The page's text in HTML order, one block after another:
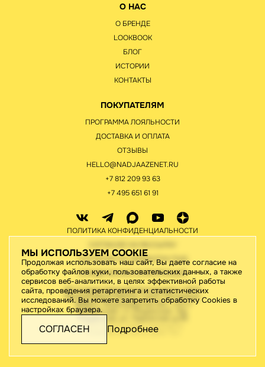
МЫ ИСПОЛЬЗУЕМ COOKIE
Продолжая использовать наш сайт, Вы даете согласие на
обработку файлов куки, пользовательских данных, а также
сервисов веб-аналитики, в целях эффективной работы
сайта, проведения ретаргетинга и статистических
исследований. Вы можете запретить обработку Cookies в
настройках браузера.
СОГЛАСЕН Подробнее
О НАС
О БРЕНДЕ
LOOKBOOK
БЛОГ
ИСТОРИИ
КОНТАКТЫ
ПОКУПАТЕЛЯМ
ПРОГРАММА ЛОЯЛЬНОСТИ
ДОСТАВКА И ОПЛАТА
ОТЗЫВЫ
HELLO@NADJAAZENET.RU
+7 812 209 93 63
+7 495 651 61 91
ПОЛИТИКА КОНФИДЕНЦИАЛЬНОСТИ
СОГЛАСИЕ НА ОБРАБОТКУ ПНД
ЮРИДИЧЕСКАЯ ИНФОРМАЦИЯ
ИП Старов Николай Геннадьевич / ИНН
780442176410/195276, Санкт-Петербург,
188820, Ленинградская обл., м.р-н
Выборгский, г.п. Рощинское, тер.
Рощинская, ул. Ладожская, д.46
2026 © Все права защищены
Разработка сайта:Джи-Тач